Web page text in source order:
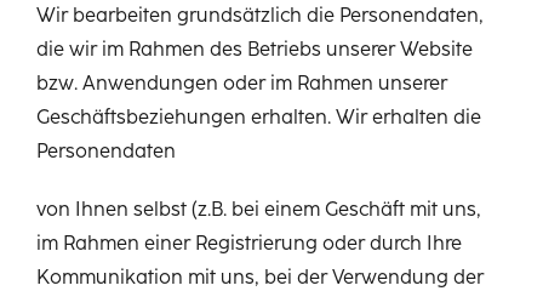
Wir bearbeiten grundsätzlich die Personendaten,
die wir im Rahmen des Betriebs unserer Website
bzw. Anwendungen oder im Rahmen unserer
Geschäftsbeziehungen erhalten. Wir erhalten die
Personendaten
von Ihnen selbst (z.B. bei einem Geschäft mit uns,
im Rahmen einer Registrierung oder durch Ihre
Kommunikation mit uns, bei der Verwendung der